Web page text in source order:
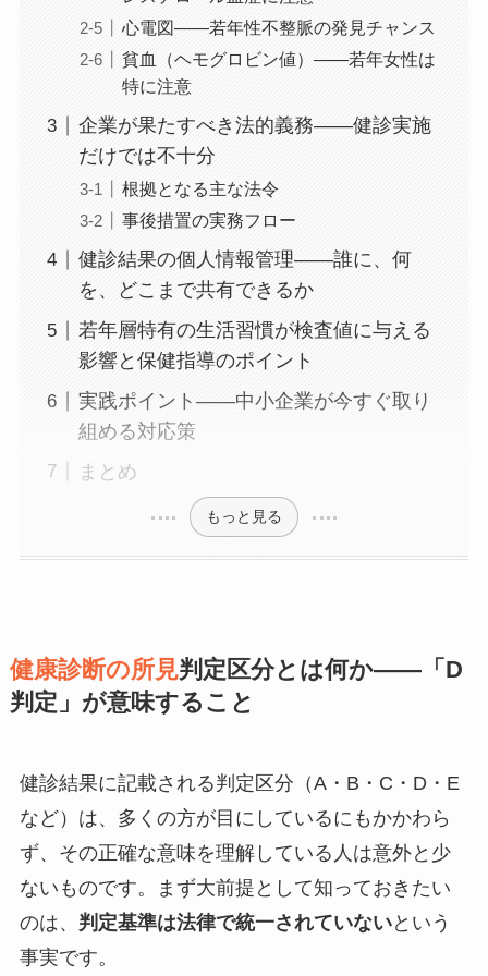
心電図——若年性不整脈の発見チャンス
貧血（ヘモグロビン値）——若年女性は
特に注意
企業が果たすべき法的義務——健診実施
だけでは不十分
根拠となる主な法令
事後措置の実務フロー
健診結果の個人情報管理——誰に、何
を、どこまで共有できるか
若年層特有の生活習慣が検査値に与える
影響と保健指導のポイント
実践ポイント——中小企業が今すぐ取り
組める対応策
まとめ
もっと見る
健康診断の所見判定区分とは何か——「D
判定」が意味すること
健診結果に記載される判定区分（A・B・C・D・E
など）は、多くの方が目にしているにもかかわら
ず、その正確な意味を理解している人は意外と少
ないものです。まず大前提として知っておきたい
のは、 判定基準は法律で統一されていないという
事実です。